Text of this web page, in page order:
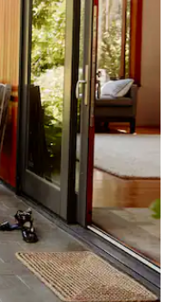
et en faisant glisser.